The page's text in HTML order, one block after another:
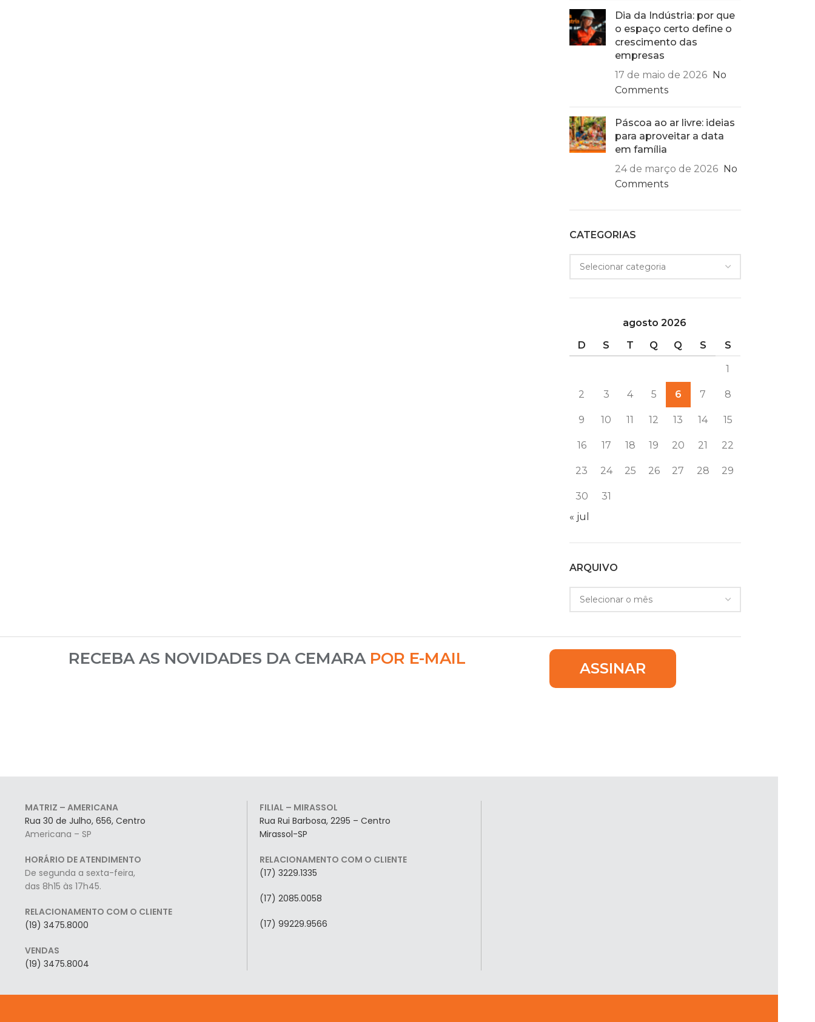
Dia da Indústria: por que
o espaço certo define o
crescimento das
empresas
17 de maio de 2026 No
Comments
Páscoa ao ar livre: ideias
para aproveitar a data
em família
24 de março de 2026 No
Comments
CATEGORIAS
agosto 2026
D
S T Q Q S S
1
2 3 4 5 6 7 8
9 10 11 12 13 14 15
16 17 18 19 20 21 22
23 24 25 26 27 28 29
30
31
« jul
ARQUIVO
RECEBA AS NOVIDADES DA CEMARA POR E-MAIL
ASSINAR
MATRIZ – AMERICANA
Rua 30 de Julho, 656, Centro
Americana – SP
HORÁRIO DE ATENDIMENTO
De segunda a sexta-feira,
das 8h15 às 17h45.
RELACIONAMENTO COM O CLIENTE
(19) 3475.8000
VENDAS
(19) 3475.8004
FILIAL – MIRASSOL
Rua Rui Barbosa, 2295 – Centro
Mirassol-SP
RELACIONAMENTO COM O CLIENTE
(17) 3229.1335
(17) 2085.0058
(17) 99229.9566